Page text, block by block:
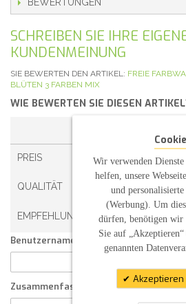
SCHREIBEN SIE IHRE
KUNDENMEINUNG
SIE BEWERTEN DEN ARTIKEL: FREIE
BLÜTEN 3 FARBEN MIX
WIE BEWERTEN SIE DIESEN
PREIS
QUALITÄT
EMPFEHLUNG
Benutzername:
Zusammenfassung Ihrer
Wir verwenden
helfen, unsere
und
(Werbung). Um
dürfen, benötigen
Sie auf
genannten
Akzeptieren